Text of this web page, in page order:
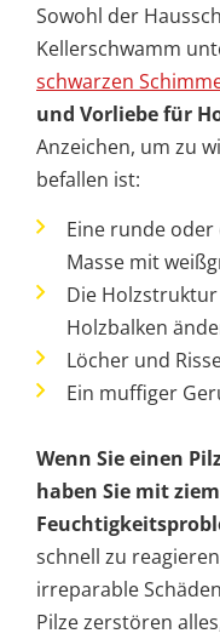
Sowohl der
Kellerschwamm
schwarzen
und Vorliebe für
Anzeichen, um zu
befallen ist:
Eine runde
Masse mit
Die
Holzbalken
Löcher und
Ein muffiger
Wenn Sie einen
haben Sie mit
schnell zu
irreparable
Pilze zerstören